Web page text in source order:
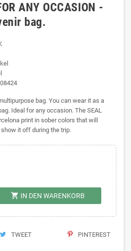
ANY OCCASION -
bag.
bag. You can wear it as a
Ideal for any occasion. The SEAL
print in sober colors that will
it off during the trip.
shopping_cart IN DEN WARENKORB
TWEET PINTEREST